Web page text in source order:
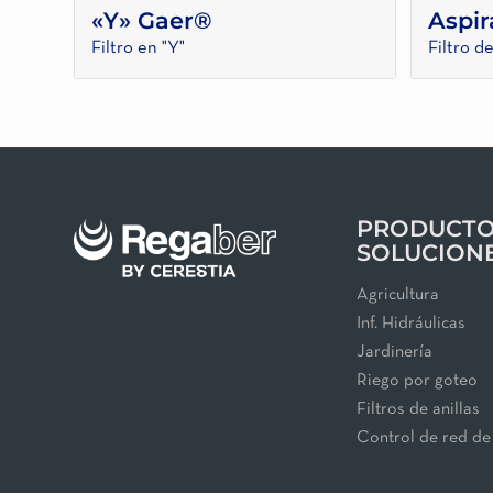
«Y» Gaer®
Filtro en "Y" Filtro
Agricultura
Inf. Hidráulicas
Jardinería
Riego por goteo
Filtros de anillas
Control de red de